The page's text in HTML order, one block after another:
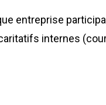
entreprise
internes